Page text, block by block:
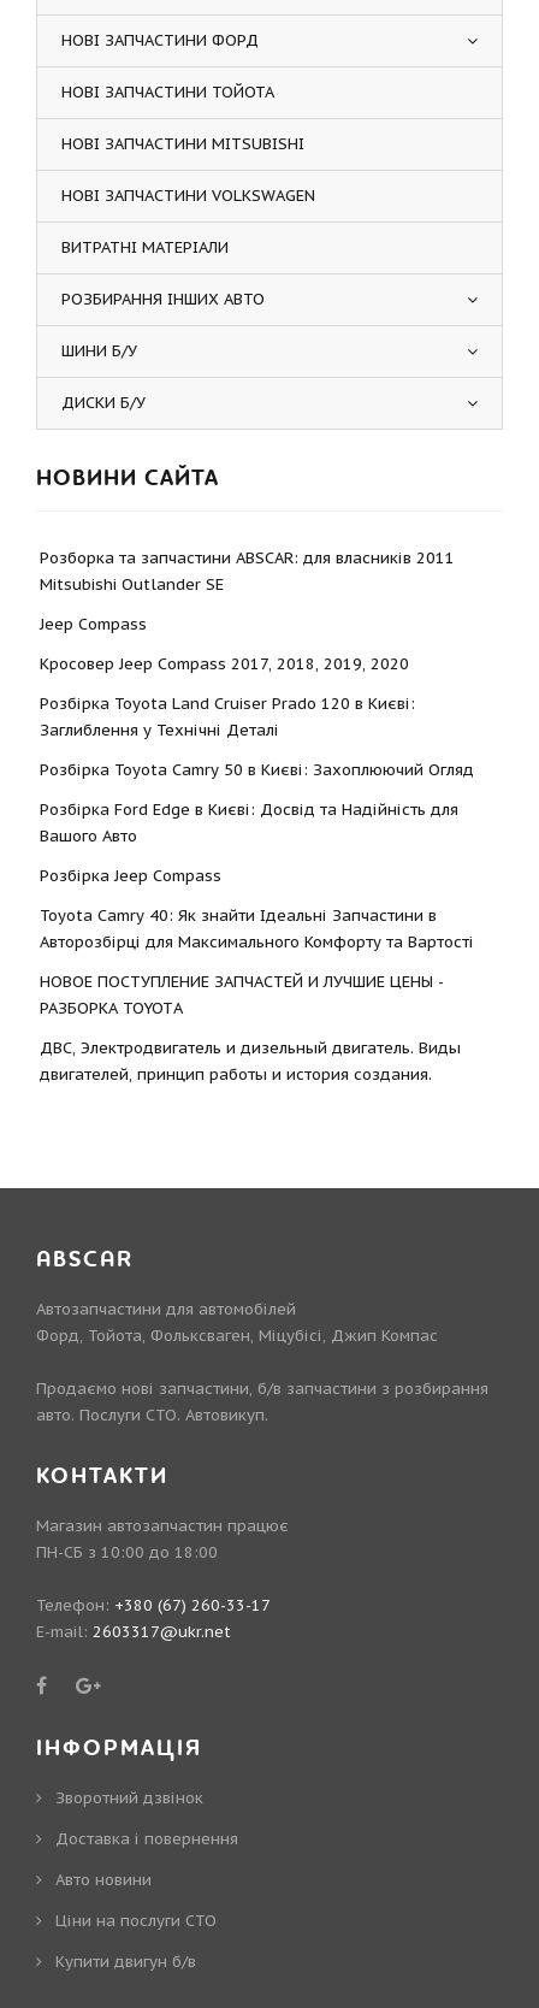
НОВІ ЗАПЧАСТИНИ ФОРД
НОВІ ЗАПЧАСТИНИ ТОЙОТА
НОВІ ЗАПЧАСТИНИ MITSUBISHI
НОВІ ЗАПЧАСТИНИ VOLKSWAGEN
ВИТРАТНІ МАТЕРІАЛИ
РОЗБИРАННЯ ІНШИХ АВТО
ШИНИ Б/У
ДИСКИ Б/У
НОВИНИ САЙТА
Розборка та запчастини ABSCAR: для власників 2011
Mitsubishi Outlander SE
Jeep Compass
Кросовер Jeep Compass 2017, 2018, 2019, 2020
Розбірка Toyota Land Cruiser Prado 120 в Києві:
Заглиблення у Технічні Деталі
Розбірка Toyota Camry 50 в Києві: Захоплюючий Огляд
Розбірка Ford Edge в Києві: Досвід та Надійність для
Вашого Авто
Розбірка Jeep Compass
Toyota Camry 40: Як знайти Ідеальні Запчастини в
Авторозбірці для Максимального Комфорту та Вартості
НОВОЕ ПОСТУПЛЕНИЕ ЗАПЧАСТЕЙ И ЛУЧШИЕ ЦЕНЫ -
РАЗБОРКА TOYOTА
ДВС, Электродвигатель и дизельный двигатель. Виды
двигателей, принцип работы и история создания.
ABSCAR
Автозапчастини для автомобілей
Форд, Тойота, Фольксваген, Міцубісі, Джип Компас
Продаємо нові запчастини, б/в запчастини з розбирання
авто. Послуги СТО. Автовикуп.
КОНТАКТИ
Магазин автозапчастин працює
ПН-СБ з 10:00 до 18:00
Телефон: +380 (67) 260-33-17
E-mail: 2603317@ukr.net
ІНФОРМАЦІЯ
Зворотний дзвінок
Доставка і повернення
Авто новини
Ціни на послуги СТО
Купити двигун б/в